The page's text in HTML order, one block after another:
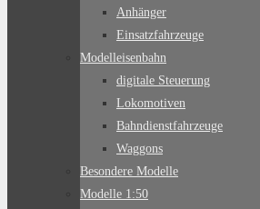
Anhänger
Einsatzfahrzeuge
Modelleisenbahn
digitale Steuerung
Lokomotiven
Bahndienstfahrzeuge
Waggons
Besondere Modelle
Modelle 1:50